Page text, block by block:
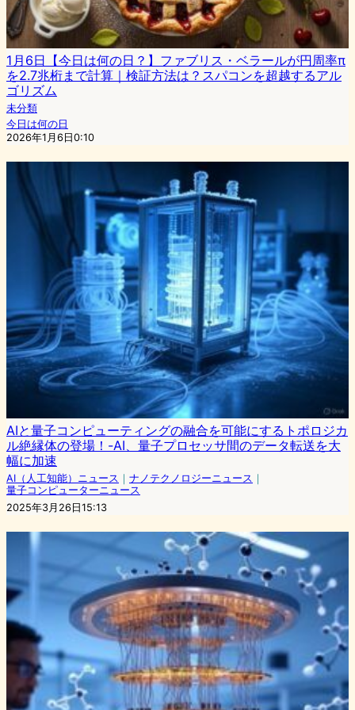
1月6日【今日は何の日？】ファブリス・ベラールが円周率π
を2.7兆桁まで計算｜検証方法は？スパコンを超越するアル
ゴリズム
未分類
今日は何の日
2026年1月6日0:10
AIと量子コンピューティングの融合を可能にするトポロジカ
ル絶縁体の登場！-AI、量子プロセッサ間のデータ転送を大
幅に加速
AI（人工知能）ニュース ｜ ナノテクノロジーニュース ｜
量子コンピューターニュース
2025年3月26日15:13